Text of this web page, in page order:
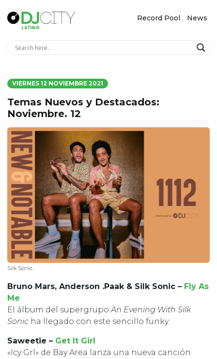
Record Pool News
VIERNES 12 NOVIEMBRE 2021
Temas Nuevos y Destacados:
Noviembre. 12
Silk Sonic.
Bruno Mars, Anderson .Paak & Silk Sonic – Fly As
Me
El álbum del supergrupoAn Evening With Silk
Sonic ha llegado con este sencillo funky.
Saweetie – Get It Girl
«Icy Grl» de Bay Area lanza una nueva canción